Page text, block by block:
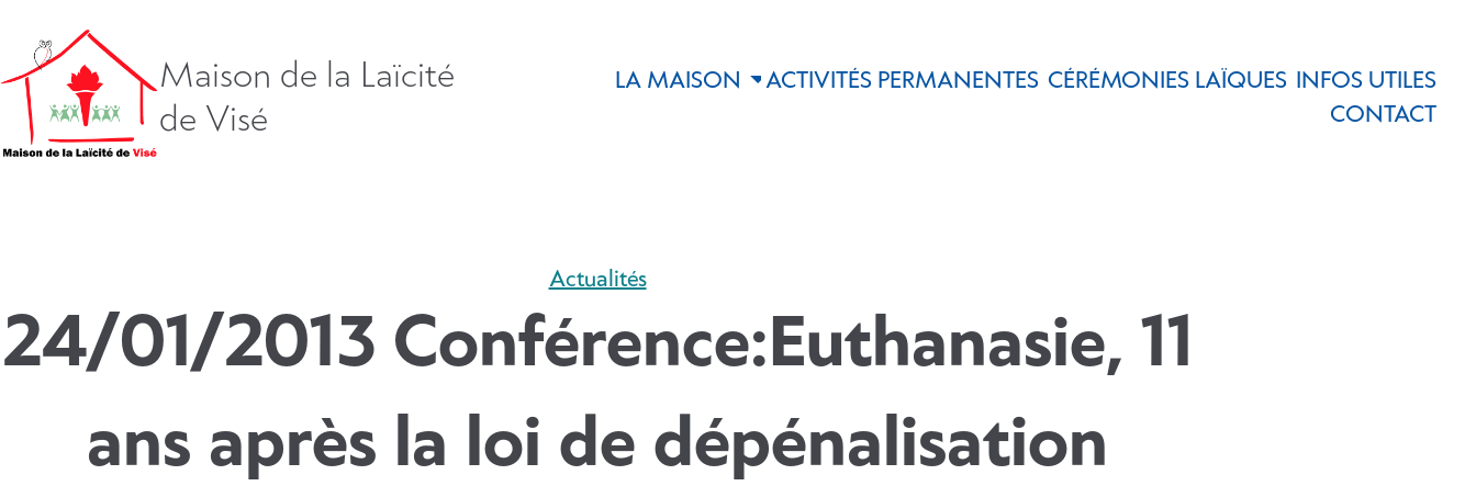
directement
le
contenu
Maison de la Laïcité
de Visé
LA MAISON ACTIVITÉS PERMANENTES CÉRÉMONIES LAÏQUES INFOS UTILES
CONTACT
Actualités
24/01/2013 Conférence:Euthanasie, 11
ans après la loi de dépénalisation